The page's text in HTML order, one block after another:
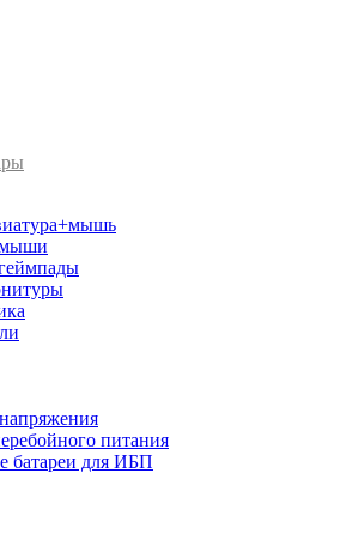
питания
батареи для ИБП